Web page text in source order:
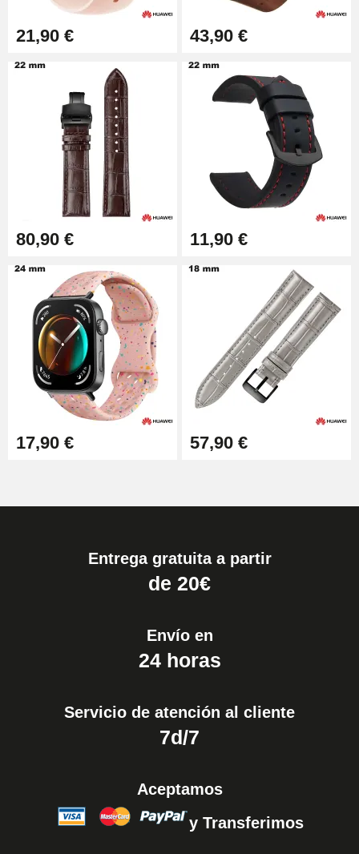
21,90 € 43,90 €
80,90 € 11,90 €
17,90 € 57,90 €
Entrega gratuita a partir
de 20€
Envío en
24 horas
Servicio de atención al cliente
7d/7
Aceptamos
y Transferimos